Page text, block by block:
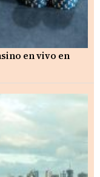
en vivo en